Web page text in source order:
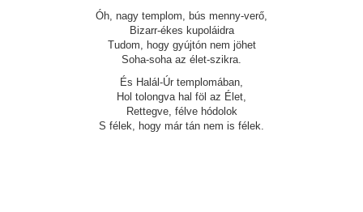
Óh, nagy templom, bús menny-verő,
Bizarr-ékes kupoláidra
Tudom, hogy gyújtón nem jöhet
Soha-soha az élet-szikra.
És Halál-Úr templomában,
Hol tolongva hal föl az Élet,
Rettegve, félve hódolok
S félek, hogy már tán nem is félek.